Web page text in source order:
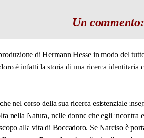
Un commento:
di Hermann Hesse in modo del
è infatti la storia di una ricerca identitaria
nel corso della sua ricerca esistenziale
nella Natura, nelle donne che egli incontra
alla vita di Boccadoro. Se Narciso è